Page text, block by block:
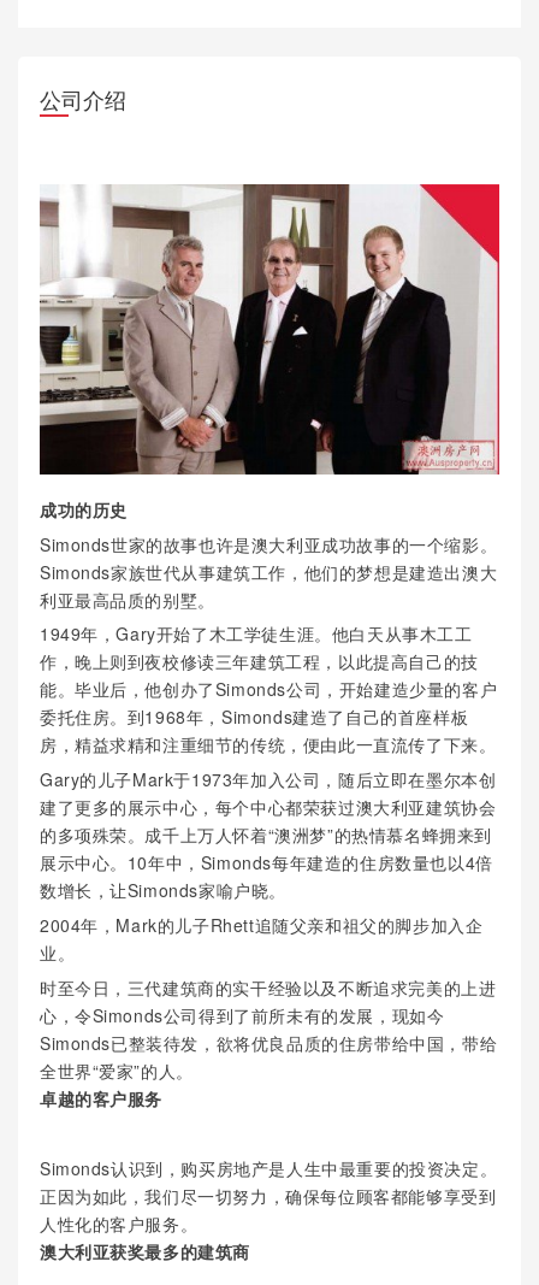
公司介绍
成功的历史
Simonds世家的故事也许是澳大利亚成功故事的一个缩影。
Simonds家族世代从事建筑工作，他们的梦想是建造出澳大
利亚最高品质的别墅。
1949年，Gary开始了木工学徒生涯。他白天从事木工工
作，晚上则到夜校修读三年建筑工程，以此提高自己的技
能。毕业后，他创办了Simonds公司，开始建造少量的客户
委托住房。到1968年，Simonds建造了自己的首座样板
房，精益求精和注重细节的传统，便由此一直流传了下来。
Gary的儿子Mark于1973年加入公司，随后立即在墨尔本创
建了更多的展示中心，每个中心都荣获过澳大利亚建筑协会
的多项殊荣。成千上万人怀着“澳洲梦”的热情慕名蜂拥来到
展示中心。10年中，Simonds每年建造的住房数量也以4倍
数增长，让Simonds家喻户晓。
2004年，Mark的儿子Rhett追随父亲和祖父的脚步加入企
业。
时至今日，三代建筑商的实干经验以及不断追求完美的上进
心，令Simonds公司得到了前所未有的发展，现如今
Simonds已整装待发，欲将优良品质的住房带给中国，带给
全世界“爱家”的人。
卓越的客户服务
Simonds认识到，购买房地产是人生中最重要的投资决定。
正因为如此，我们尽一切努力，确保每位顾客都能够享受到
人性化的客户服务。
澳大利亚获奖最多的建筑商